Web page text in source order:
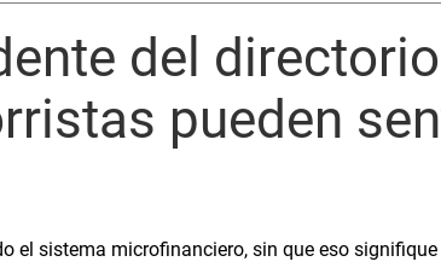
del
pueden
el sistema microfinanciero, sin que eso signifique